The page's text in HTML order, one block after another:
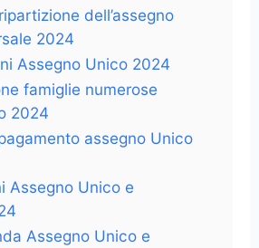
dell’assegno
2024
Assegno Unico 2024
famiglie numerose
2024
assegno Unico
Assegno Unico e
Assegno Unico e